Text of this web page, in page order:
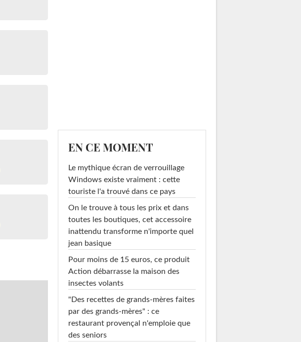
EN CE MOMENT
Le mythique écran de verrouillage
Windows existe vraiment : cette
touriste l'a trouvé dans ce pays
On le trouve à tous les prix et dans
toutes les boutiques, cet accessoire
inattendu transforme n'importe quel
jean basique
Pour moins de 15 euros, ce produit
Action débarrasse la maison des
insectes volants
"Des recettes de grands-mères faites
par des grands-mères" : ce
restaurant provençal n'emploie que
des seniors